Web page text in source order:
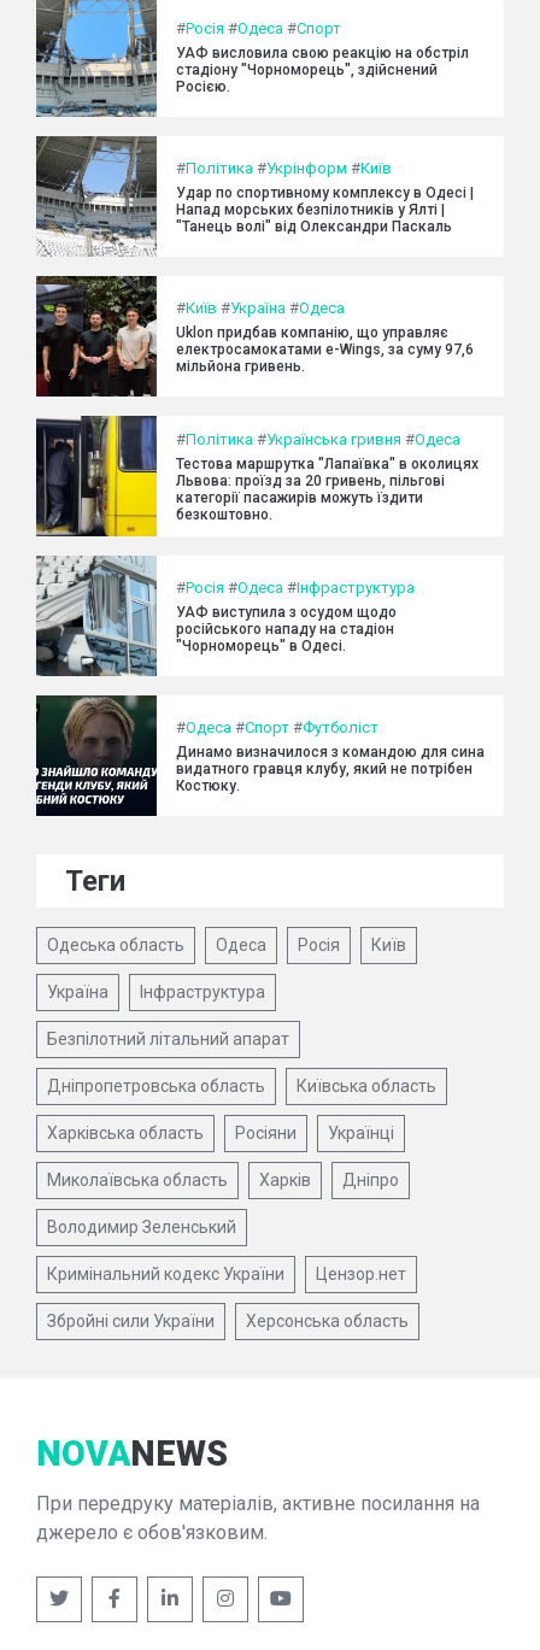
#Росія #Одеса #Спорт
УАФ висловила свою реакцію на обстріл
стадіону "Чорноморець", здійснений
Росією.
#Політика #Укрінформ #Київ
Удар по спортивному комплексу в Одесі |
Напад морських безпілотників у Ялті |
"Танець волі" від Олександри Паскаль
#Київ #Україна #Одеса
Uklon придбав компанію, що управляє
електросамокатами e-Wings, за суму 97,6
мільйона гривень.
#Політика #Українська гривня #Одеса
Тестова маршрутка "Лапаївка" в околицях
Львова: проїзд за 20 гривень, пільгові
категорії пасажирів можуть їздити
безкоштовно.
#Росія #Одеса #Інфраструктура
УАФ виступила з осудом щодо
російського нападу на стадіон
"Чорноморець" в Одесі.
#Одеса #Спорт #Футболіст
Динамо визначилося з командою для сина
видатного гравця клубу, який не потрібен
Костюку.
Теги
Одеська область Одеса Росія Київ
Україна Інфраструктура
Безпілотний літальний апарат
Дніпропетровська область Київська область
Харківська область Росіяни Українці
Миколаївська область Харків Дніпро
Володимир Зеленський
Кримінальний кодекс України Цензор.нет
Збройні сили України Херсонська область
NOVANEWS
При передруку матеріалів, активне посилання на
джерело є обов'язковим.